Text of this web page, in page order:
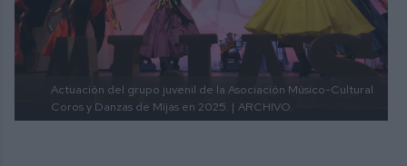
Actuación del grupo juvenil de la Asociación Músico-Cultural
Coros y Danzas de Mijas en 2025. | ARCHIVO.